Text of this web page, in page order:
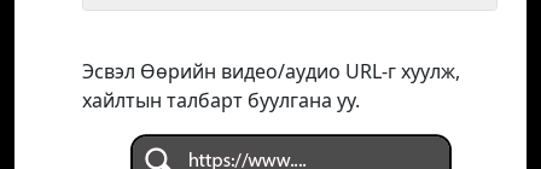
Эсвэл Өөрийн видео/аудио URL-г хуулж,
хайлтын талбарт буулгана уу.